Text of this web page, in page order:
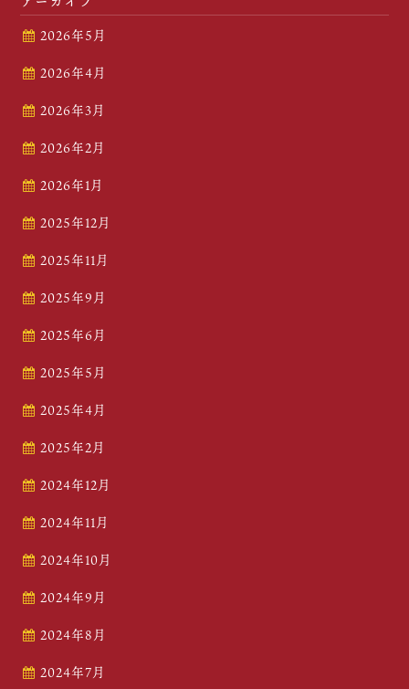
2026年5月
2026年4月
2026年3月
2026年2月
2026年1月
2025年12月
2025年11月
2025年9月
2025年6月
2025年5月
2025年4月
2025年2月
2024年12月
2024年11月
2024年10月
2024年9月
2024年8月
2024年7月